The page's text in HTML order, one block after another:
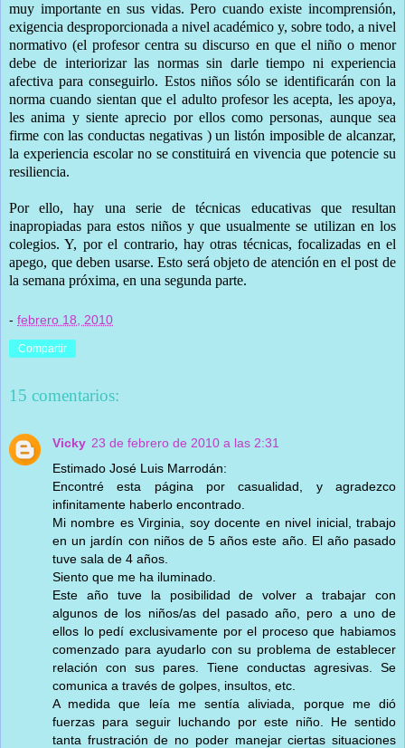
muy importante en sus vidas. Pero cuando existe incomprensión,
exigencia desproporcionada a nivel académico y, sobre todo, a nivel
normativo (el profesor centra su discurso en que el niño o menor
debe de interiorizar las normas sin darle tiempo ni experiencia
afectiva para conseguirlo. Estos niños sólo se identificarán con la
norma cuando sientan que el adulto profesor les acepta, les apoya,
les anima y siente aprecio por ellos como personas, aunque sea
firme con las conductas negativas ) un listón imposible de alcanzar,
la experiencia escolar no se constituirá en vivencia que potencie su
resiliencia.
Por ello, hay una serie de técnicas educativas que resultan
inapropiadas para estos niños y que usualmente se utilizan en los
colegios. Y, por el contrario, hay otras técnicas, focalizadas en el
apego, que deben usarse. Esto será objeto de atención en el post de
la semana próxima, en una segunda parte.
- febrero 18, 2010
Compartir
15 comentarios:
Vicky 23 de febrero de 2010 a las 2:31
Estimado José Luis Marrodán:
Encontré esta página por casualidad, y agradezco
infinitamente haberlo encontrado.
Mi nombre es Virginia, soy docente en nivel inicial, trabajo
en un jardín con niños de 5 años este año. El año pasado
tuve sala de 4 años.
Siento que me ha iluminado.
Este año tuve la posibilidad de volver a trabajar con
algunos de los niños/as del pasado año, pero a uno de
ellos lo pedí exclusivamente por el proceso que habiamos
comenzado para ayudarlo con su problema de establecer
relación con sus pares. Tiene conductas agresivas. Se
comunica a través de golpes, insultos, etc.
A medida que leía me sentía aliviada, porque me dió
fuerzas para seguir luchando por este niño. He sentido
tanta frustración de no poder manejar ciertas situaciones